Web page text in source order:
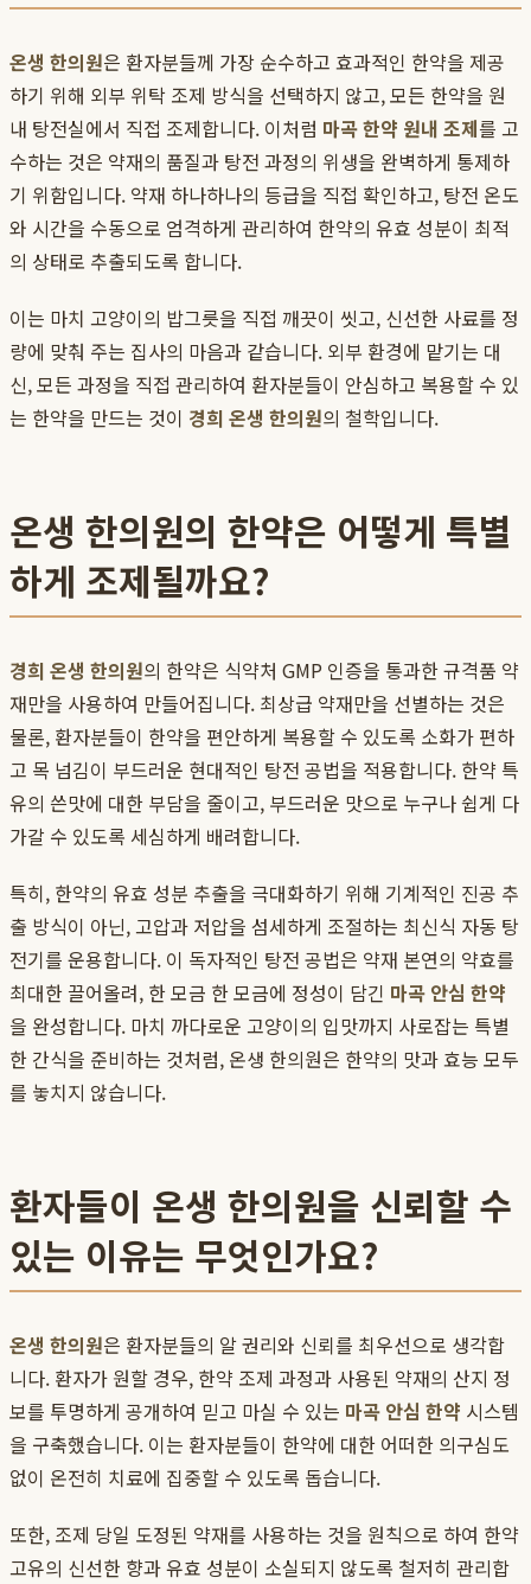
온생 한의원은 환자분들께 가장 순수하고 효과적인 한약을 제공
하기 위해 외부 위탁 조제 방식을 선택하지 않고, 모든 한약을 원
내 탕전실에서 직접 조제합니다. 이처럼 마곡 한약 원내 조제를 고
수하는 것은 약재의 품질과 탕전 과정의 위생을 완벽하게 통제하
기 위함입니다. 약재 하나하나의 등급을 직접 확인하고, 탕전 온도
와 시간을 수동으로 엄격하게 관리하여 한약의 유효 성분이 최적
의 상태로 추출되도록 합니다.
이는 마치 고양이의 밥그릇을 직접 깨끗이 씻고, 신선한 사료를 정
량에 맞춰 주는 집사의 마음과 같습니다. 외부 환경에 맡기는 대
신, 모든 과정을 직접 관리하여 환자분들이 안심하고 복용할 수 있
는 한약을 만드는 것이 경희 온생 한의원의 철학입니다.
온생 한의원의 한약은 어떻게 특별
하게 조제될까요?
경희 온생 한의원의 한약은 식약처 GMP 인증을 통과한 규격품 약
재만을 사용하여 만들어집니다. 최상급 약재만을 선별하는 것은
물론, 환자분들이 한약을 편안하게 복용할 수 있도록 소화가 편하
고 목 넘김이 부드러운 현대적인 탕전 공법을 적용합니다. 한약 특
유의 쓴맛에 대한 부담을 줄이고, 부드러운 맛으로 누구나 쉽게 다
가갈 수 있도록 세심하게 배려합니다.
특히, 한약의 유효 성분 추출을 극대화하기 위해 기계적인 진공 추
출 방식이 아닌, 고압과 저압을 섬세하게 조절하는 최신식 자동 탕
전기를 운용합니다. 이 독자적인 탕전 공법은 약재 본연의 약효를
최대한 끌어올려, 한 모금 한 모금에 정성이 담긴 마곡 안심 한약
을 완성합니다. 마치 까다로운 고양이의 입맛까지 사로잡는 특별
한 간식을 준비하는 것처럼, 온생 한의원은 한약의 맛과 효능 모두
를 놓치지 않습니다.
환자들이 온생 한의원을 신뢰할 수
있는 이유는 무엇인가요?
온생 한의원은 환자분들의 알 권리와 신뢰를 최우선으로 생각합
니다. 환자가 원할 경우, 한약 조제 과정과 사용된 약재의 산지 정
보를 투명하게 공개하여 믿고 마실 수 있는 마곡 안심 한약 시스템
을 구축했습니다. 이는 환자분들이 한약에 대한 어떠한 의구심도
없이 온전히 치료에 집중할 수 있도록 돕습니다.
또한, 조제 당일 도정된 약재를 사용하는 것을 원칙으로 하여 한약
고유의 신선한 향과 유효 성분이 소실되지 않도록 철저히 관리합